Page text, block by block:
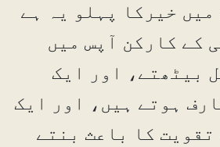
میں خیرکا پہلو یہ ہے
کے کارکن آپس میں
بیٹھتے، اور ایک
ہوتے ہیں، اور ایک
کا باعث بنتے